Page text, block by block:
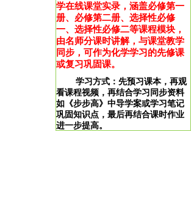
学在线课堂实录，涵盖必修第一
册、必修第二册、选择性必修
一、选择性必修二等课程模块，
由名师分课时讲解，与课堂教学
同步，可作为化学学习的先修课
或复习巩固课。
学习方式：先预习课本，再观
看课程视频，再结合学习同步资料
如《步步高》中导学案或学习笔记
巩固知识点，最后再结合课时作业
进一步提高。